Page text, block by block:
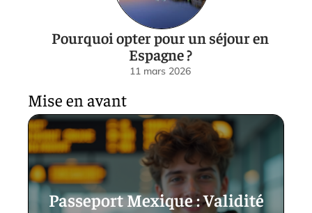
Pourquoi opter pour un séjour en
Espagne ?
11 mars 2026
Mise en avant
Passeport Mexique : Validité